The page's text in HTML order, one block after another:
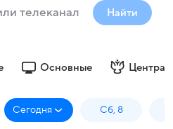
Найти
Основные
Сегодня Сб, 8